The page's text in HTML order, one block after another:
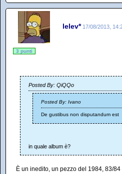
lelev* 17/08/2013,
3 punti
Posted By: QiQQo
Posted By: Ivano
De gustibus non disputandum est
in quale album è?
È un inedito, un pezzo del 1984, 83/